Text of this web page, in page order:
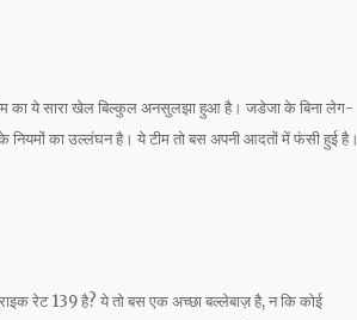
का ये सारा खेल बिल्कुल अनसुलझा हुआ है। जडेजा के बिना लेग-
का उल्लंघन है। ये टीम तो बस अपनी आदतों में फंसी हुई है।
रेट 139 है? ये तो बस एक अच्छा बल्लेबाज़ है, न कि कोई